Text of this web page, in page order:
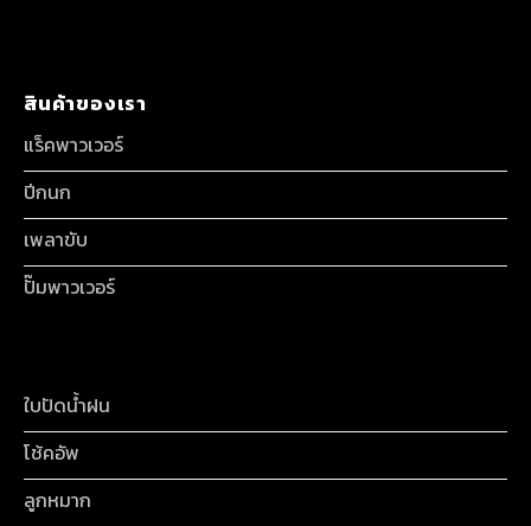
สินค้าของเรา
แร็คพาวเวอร์
ปีกนก
เพลาขับ
ปั๊มพาวเวอร์
ใบปัดน้ำฝน
โช้คอัพ
ลูกหมาก